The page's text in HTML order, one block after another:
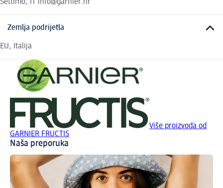
Settimo, IT info@garnier.hr
Zemlja podrijetla
EU, Italija
Više proizvoda od
GARNIER FRUCTIS
Naša preporuka